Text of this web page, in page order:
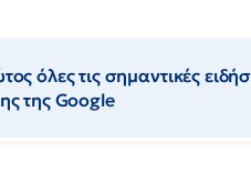
όλες τις σημαντικές
της Google